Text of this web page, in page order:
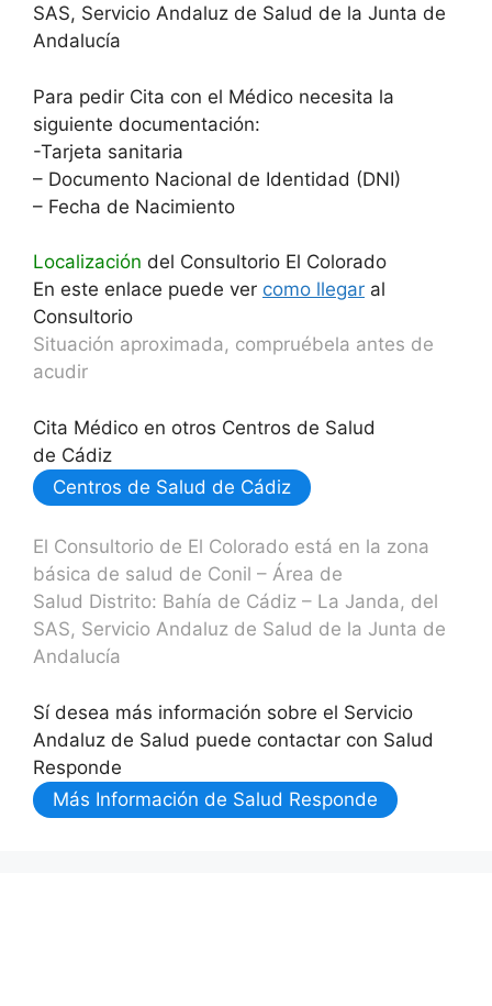
SAS, Servicio Andaluz de Salud de la Junta de
Andalucía
Para pedir Cita con el Médico necesita la
siguiente documentación:
-Tarjeta sanitaria
– Documento Nacional de Identidad (DNI)
– Fecha de Nacimiento
Localización del Consultorio El Colorado
En este enlace puede ver como llegar al
Consultorio
Situación aproximada, compruébela antes de
acudir
Cita Médico en otros Centros de Salud
de Cádiz
Centros de Salud de Cádiz
El Consultorio de El Colorado está en la zona
básica de salud de Conil – Área de
Salud Distrito: Bahía de Cádiz – La Janda, del
SAS, Servicio Andaluz de Salud de la Junta de
Andalucía
Sí desea más información sobre el Servicio
Andaluz de Salud puede contactar con Salud
Responde
Más Información de Salud Responde